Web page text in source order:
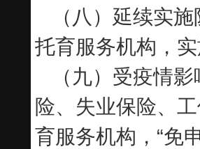
（八）延续实
托育服务机构，
（九）受疫情
险、失业保险、
育服务机构，“免